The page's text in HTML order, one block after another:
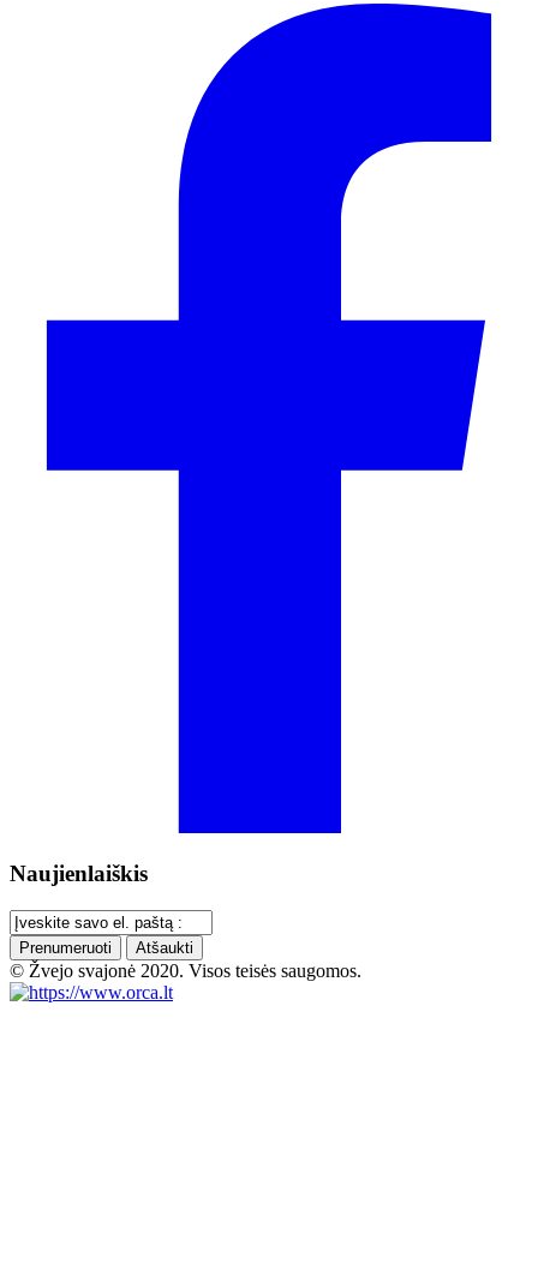
Naujienlaiškis
Prenumeruoti Atšaukti
© Žvejo svajonė 2020. Visos teisės saugomos.